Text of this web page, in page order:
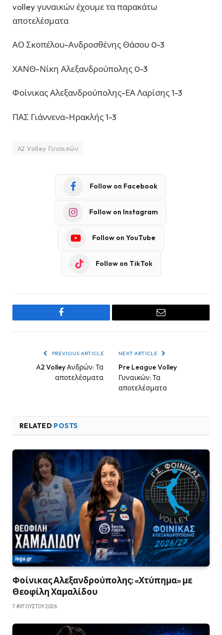
volley γυναικών έχουμε τα παρακάτω
αποτελέσματα
ΑΟ Σκοπέλου-Ανδροσθένης Θάσου 0-3
ΧΑΝΘ-Νίκη Αλεξανδρούπολης 0-3
Φοίνικας Αλεξανδρούπολης-ΕΑ Λαρίσης 1-3
ΠΑΣ Γιάννενα-Ηρακλής 1-3
Α2 Volley Γυναικών
Follow on Facebook
Follow on Instagram
Follow on YouTube
Follow on TikTok
Facebook Email
PREVIOUS ARTICLE
Α2 Volley Ανδρών: Τα
αποτελέσματα
NEXT ARTICLE
Pre League Volley
Γυναικών: Τα
αποτελέσματα
RELATED POSTS
Φοίνικας Αλεξανδρούπολης: «Χτύπημα» με
Θεοφίλη Χαμαλίδου
7 ΑΥΓΟΎΣΤΟΥ 2026